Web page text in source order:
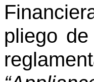
pliego